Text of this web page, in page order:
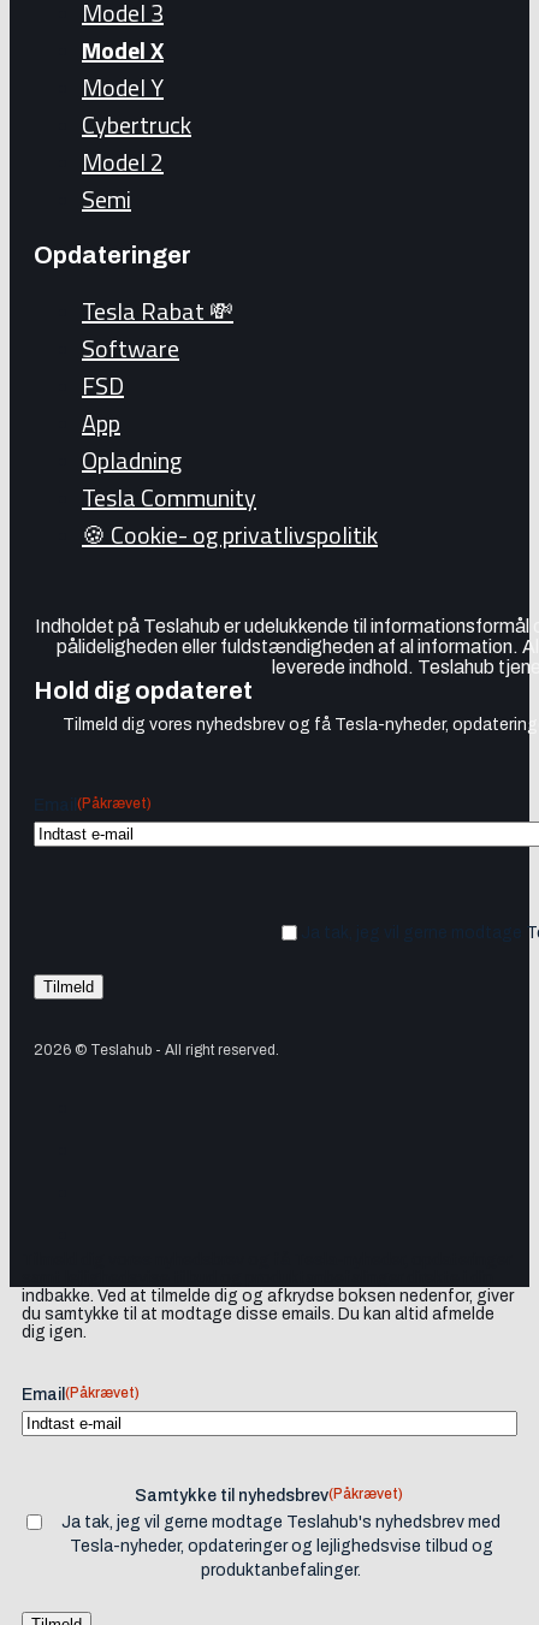
Model 3
Model X
Model Y
Cybertruck
Model 2
Semi
Opdateringer
Tesla Rabat 💸
Software
FSD
App
Opladning
Tesla Community
🍪 Cookie- og privatlivspolitik
Indholdet på Teslahub er udelukkende til
pålideligheden eller fuldstændigheden af al information.
leverede indhold. Teslahub
Hold dig opdateret
Tilmeld dig vores nyhedsbrev og få Tesla-nyheder,
(Påkrævet)
Ja tak, jeg vil gerne modtage
2026 © Teslahub - All right reserved.
indbakke. Ved at tilmelde dig og afkrydse boksen nedenfor, giver
du samtykke til at modtage disse emails. Du kan altid afmelde
dig igen.
Email (Påkrævet)
Samtykke til nyhedsbrev(Påkrævet)
Ja tak, jeg vil gerne modtage Teslahub's nyhedsbrev med
Tesla-nyheder, opdateringer og lejlighedsvise tilbud og
produktanbefalinger.